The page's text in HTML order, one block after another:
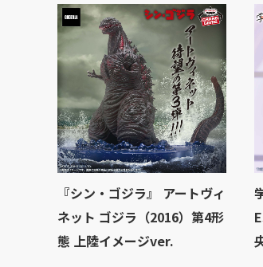
『シン・ゴジラ』 アートヴィ
ネット ゴジラ（2016）第4形
態 上陸イメージver.